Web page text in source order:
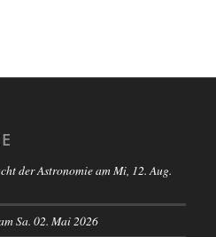
der Astronomie am Mi, 12. Aug.
Sa. 02. Mai 2026